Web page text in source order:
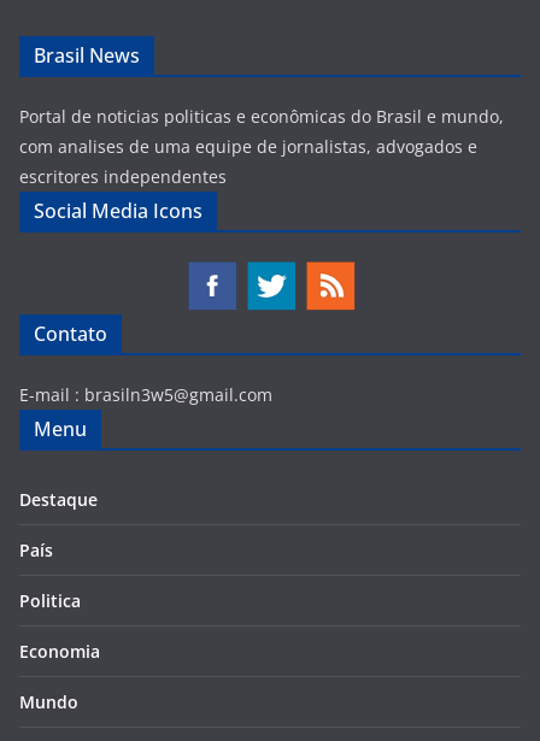
Brasil News
Portal de noticias politicas e econômicas do Brasil e mundo,
com analises de uma equipe de jornalistas, advogados e
escritores independentes
Social Media Icons
Contato
E-mail : brasiln3w5@gmail.com
Menu
Destaque
País
Politica
Economia
Mundo